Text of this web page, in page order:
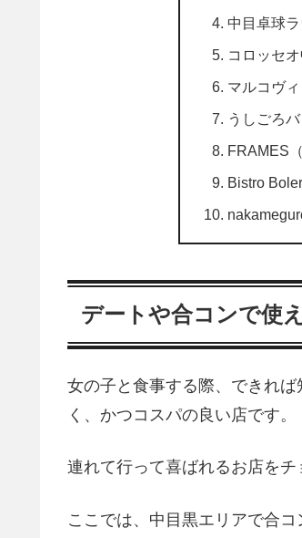
中目卓球
コロッセ
マルコヴ
うしごろ
FRAMES
Bistro
デートや合コンで使
女の子と食事する際、できれ
く、かつコスパの良い店です。
連れて行って喜ばれるお店をチ
ここでは、中目黒エリアで合